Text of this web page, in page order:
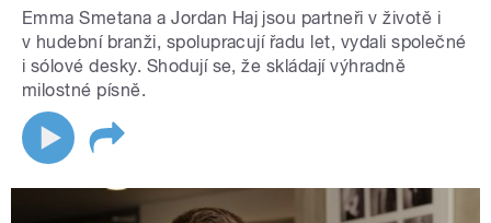
Emma Smetana a Jordan Haj jsou partneři v životě i
v hudební branži, spolupracují řadu let, vydali společné
i sólové desky. Shodují se, že skládají výhradně
milostné písně.